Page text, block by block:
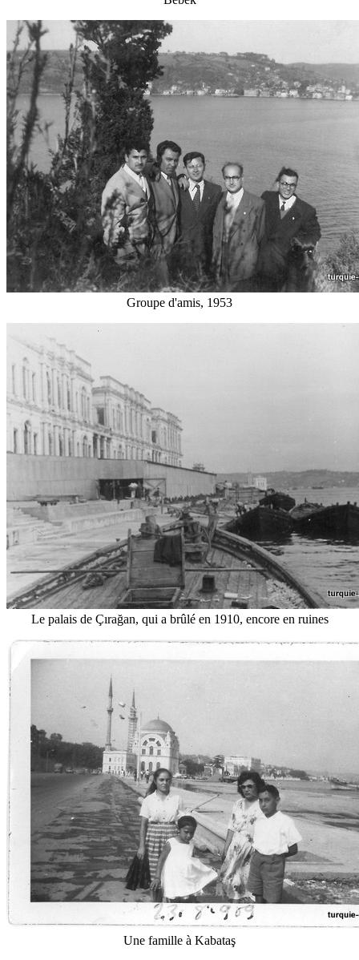
Groupe d'amis, 1953
Le palais de Çırağan, qui a brûlé en 1910, encore en ruines
Une famille à Kabataş